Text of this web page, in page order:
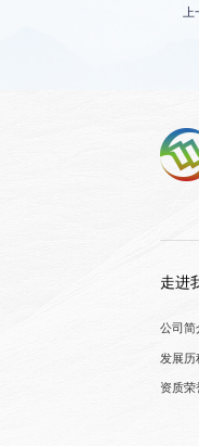
走进
公司简
发展历
资质荣